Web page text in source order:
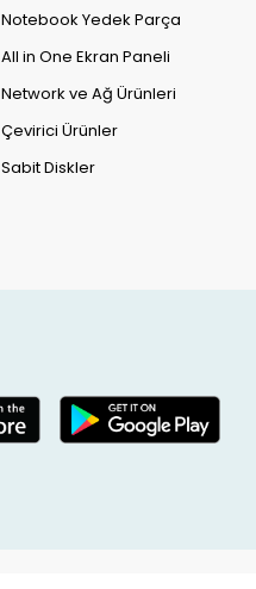
Notebook Yedek Parça
All in One Ekran Paneli
Network ve Ağ Ürünleri
Çevirici Ürünler
Sabit Diskler